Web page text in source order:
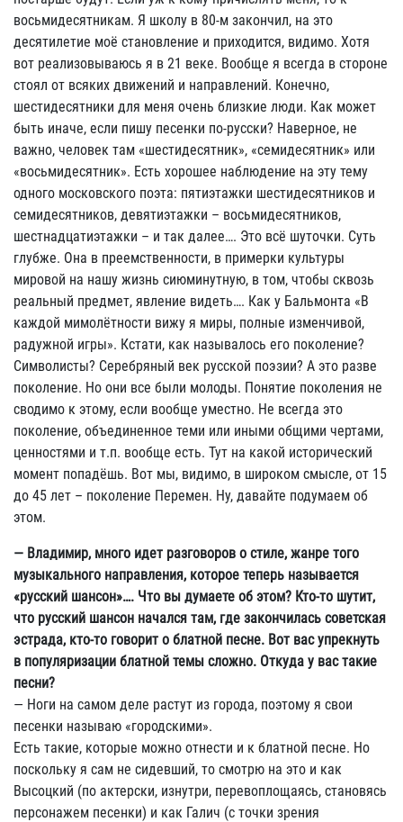
восьмидесятникам. Я школу в 80-м закончил, на это
десятилетие моё становление и приходится, видимо. Хотя
вот реализовываюсь я в 21 веке. Вообще я всегда в стороне
стоял от всяких движений и направлений. Конечно,
шестидесятники для меня очень близкие люди. Как может
быть иначе, если пишу песенки по-русски? Наверное, не
важно, человек там «шестидесятник», «семидесятник» или
«восьмидесятник». Есть хорошее наблюдение на эту тему
одного московского поэта: пятиэтажки шестидесятников и
семидесятников, девятиэтажки – восьмидесятников,
шестнадцатиэтажки – и так далее…. Это всё шуточки. Суть
глубже. Она в преемственности, в примерки культуры
мировой на нашу жизнь сиюминутную, в том, чтобы сквозь
реальный предмет, явление видеть…. Как у Бальмонта «В
каждой мимолётности вижу я миры, полные изменчивой,
радужной игры». Кстати, как называлось его поколение?
Символисты? Серебряный век русской поэзии? А это разве
поколение. Но они все были молоды. Понятие поколения не
сводимо к этому, если вообще уместно. Не всегда это
поколение, объединенное теми или иными общими чертами,
ценностями и т.п. вообще есть. Тут на какой исторический
момент попадёшь. Вот мы, видимо, в широком смысле, от 15
до 45 лет – поколение Перемен. Ну, давайте подумаем об
этом.
— Владимир, много идет разговоров о стиле, жанре того
музыкального направления, которое теперь называется
«русский шансон»…. Что вы думаете об этом? Кто-то шутит,
что русский шансон начался там, где закончилась советская
эстрада, кто-то говорит о блатной песне. Вот вас упрекнуть
в популяризации блатной темы сложно. Откуда у вас такие
песни?
— Ноги на самом деле растут из города, поэтому я свои
песенки называю «городскими».
Есть такие, которые можно отнести и к блатной песне. Но
поскольку я сам не сидевший, то смотрю на это и как
Высоцкий (по актерски, изнутри, перевоплощаясь, становясь
персонажем песенки) и как Галич (с точки зрения